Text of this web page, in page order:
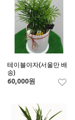
테이블야자(서울만 배
송)
60,000원